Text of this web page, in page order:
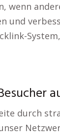
wenn
und
durch